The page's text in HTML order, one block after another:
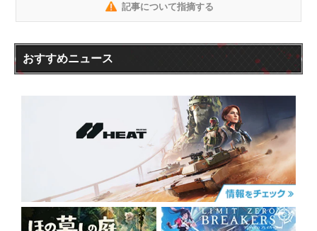
記事について指摘する
おすすめニュース